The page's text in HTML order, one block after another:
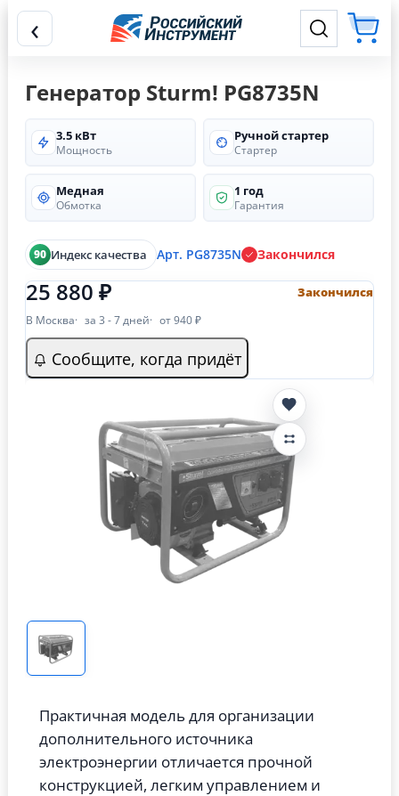
‹
Генератор Sturm! PG8735N
3.5 кВт
Мощность
Ручной стартер
Стартер
Медная
Обмотка
1 год
Гарантия
90 Индекс качества Арт. PG8735N Закончился
25 880 ₽ Закончился
В Москва за 3 - 7 дней от 940 ₽
Сообщите, когда придёт
Практичная модель для организации
дополнительного источника
электроэнергии отличается прочной
конструкцией, легким управлением и